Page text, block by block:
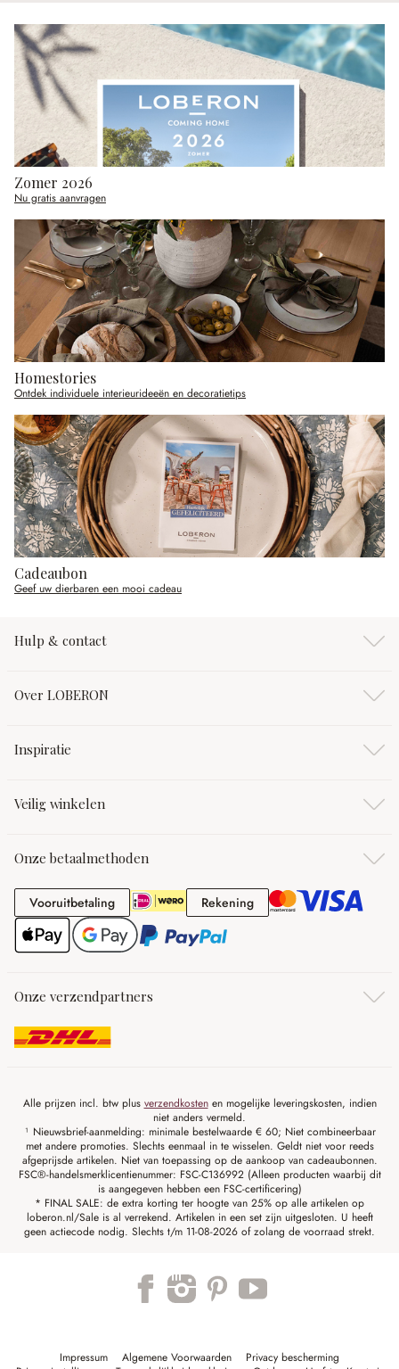
Zomer 2026
Nu gratis aanvragen
Homestories
Ontdek individuele interieurideeën en decoratietips
Cadeaubon
Geef uw dierbaren een mooi cadeau
Hulp & contact
Over LOBERON
Inspiratie
Veilig winkelen
Onze betaalmethoden
VooruitbetalingVooruitbetaling RekeningRekening
Onze verzendpartners
Alle prijzen incl. btw plus verzendkostenen mogelijke leveringskosten, indien
niet anders vermeld.
¹ Nieuwsbrief-aanmelding: minimale bestelwaarde € 60; Niet combineerbaar
met andere promoties. Slechts eenmaal in te wisselen. Geldt niet voor reeds
afgeprijsde artikelen. Niet van toepassing op de aankoop van cadeaubonnen.
FSC®-handelsmerklicentienummer: FSC-C136992 (Alleen producten waarbij dit
is aangegeven hebben een FSC-certificering)
* FINAL SALE: de extra korting ter hoogte van 25% op alle artikelen op
loberon.nl/Sale is al verrekend. Artikelen in een set zijn uitgesloten. U heeft
geen actiecode nodig. Slechts t/m 11-08-2026 of zolang de voorraad strekt.
Impressum Algemene Voorwaarden
Privacy bescherming